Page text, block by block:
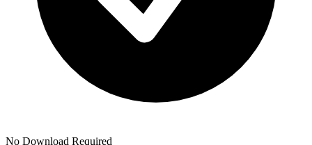
No Download Required